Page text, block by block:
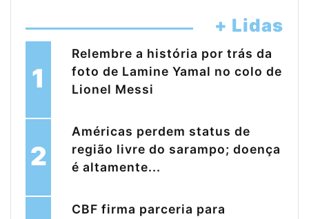
+ Lidas
1
Relembre a história por trás da
foto de Lamine Yamal no colo de
Lionel Messi
2
Américas perdem status de
região livre do sarampo; doença
é altamente...
CBF firma parceria para